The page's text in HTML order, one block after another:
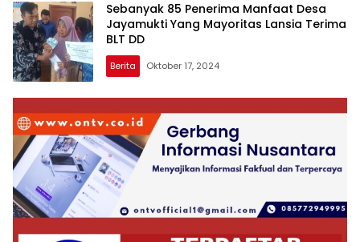
Sebanyak 85 Penerima Manfaat Desa
Jayamukti Yang Mayoritas Lansia Terima
BLT DD
Berita Oktober 17, 2024